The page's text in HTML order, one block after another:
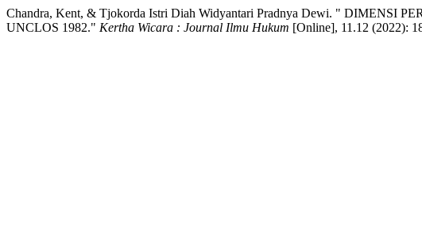
Chandra, Kent, & Tjokorda Istri Diah Widyantari Pradnya Dewi. "
UNCLOS 1982." Kertha Wicara : Journal Ilmu Hukum [Online], 11.12 (2022):